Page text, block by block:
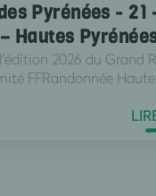
Pyrénées - 21
Hautes
2026 du Grand
FFRandonnée